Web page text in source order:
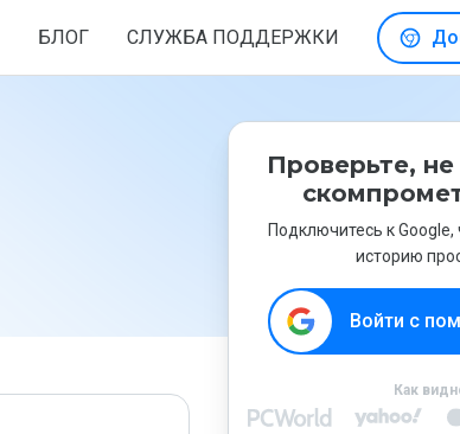
БЛОГ СЛУЖБА ПОДДЕРЖКИ
Проверьте,
Подключитесь к
историю
Войти с
Как